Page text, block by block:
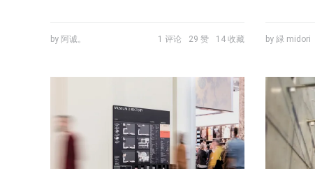
by 阿诚。 1 评论 29 赞 14 收藏 by 緑 midori